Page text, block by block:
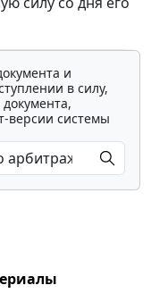
и
в силу,
версии системы